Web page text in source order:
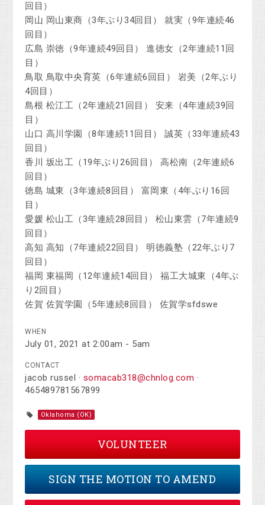
回目）
岡山 岡山東商（3年ぶり34回目） 就実（9年連続46
回目）
広島 崇徳（9年連続49回目） 進徳女（2年連続11回
目）
鳥取 鳥取中央育英（6年連続6回目） 岩美（2年ぶり
4回目）
島根 松江工（2年連続21回目） 安来（4年連続39回
目）
山口 高川学園（8年連続11回目） 誠英（33年連続43
回目）
香川 坂出工（19年ぶり26回目） 高松南（2年連続6
回目）
徳島 城東（3年連続8回目） 富岡東（4年ぶり16回
目）
愛媛 松山工（3年連続28回目） 松山東雲（7年連続9
回目）
高知 高知（7年連続22回目） 明徳義塾（22年ぶり7
回目）
福岡 東福岡（12年連続14回目） 福工大城東（4年ぶ
り2回目）
佐賀 佐賀学園（5年連続8回目） 佐賀学sfdswe
WHEN
July 01, 2021 at 2:00am - 5am
CONTACT
jacob russel · somacab318@chnlog.com ·
465489781567899
Oklahoma (OK)
VOLUNTEER
SIGN THE MOTION TO AMEND